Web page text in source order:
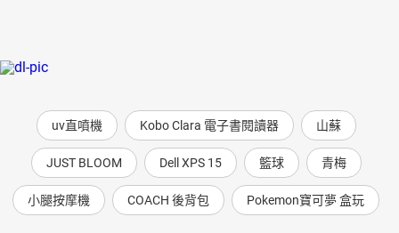
uv直噴機 Kobo Clara 電子書閱讀器 山蘇
JUST BLOOM Dell XPS 15 籃球 青梅
小腿按摩機 COACH 後背包 Pokemon寶可夢 盒玩